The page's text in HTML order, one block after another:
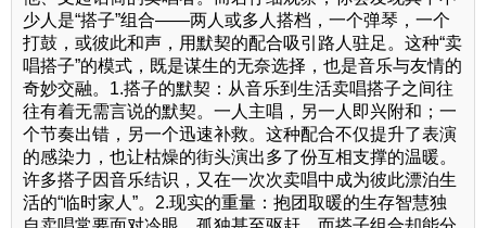
少人是“搭子”组合——两人或多人搭档，一个弹琴，一个
打鼓，或彼此和声，用默契的配合吸引路人驻足。这种“卖
唱搭子”的模式，既是谋生的无奈选择，也是音乐与友情的
奇妙交融。1.搭子的默契：从音乐到生活卖唱搭子之间往
往有着无需言说的默契。一人主唱，另一人即兴附和；一
个节奏出错，另一个迅速补救。这种配合不仅提升了表演
的感染力，也让枯燥的街头演出多了份互相支撑的温暖。
许多搭子因音乐结识，又在一次次卖唱中成为彼此漂泊生
活的“临时家人”。2.现实的重量：抱团取暖的生存智慧独